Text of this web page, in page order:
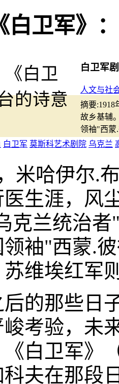
白卫军》
白卫军
人文与社
摘要:1918
故乡基辅
领袖"西蒙
白卫军 莫斯科艺术剧院 乌克兰
米哈伊尔.
生涯，风
克兰统治
袖"西蒙.
维埃红军
的那些日
考验，未
白卫军》
夫在那段